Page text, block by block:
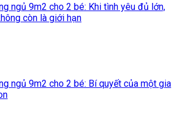
ngủ 9m2 cho 2 bé: Khi tình yêu đủ lớn,
còn là giới hạn
ngủ 9m2 cho 2 bé: Bí quyết của một gia